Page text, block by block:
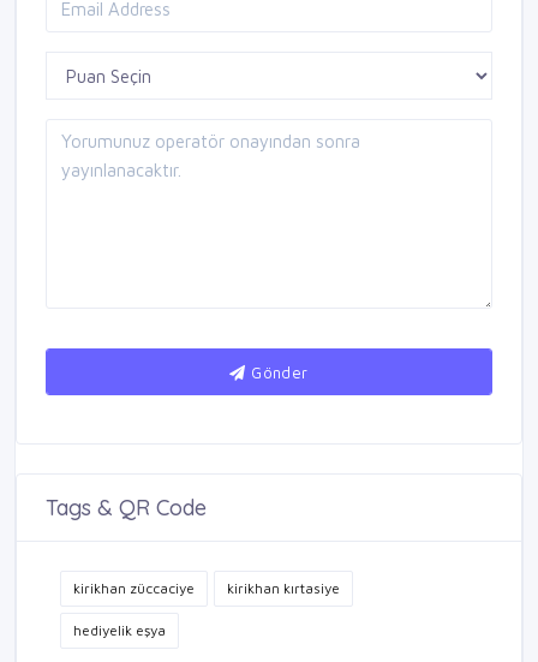
Gönder
Tags & QR Code
kirikhan züccaciye kirikhan kırtasiye
hediyelik eşya